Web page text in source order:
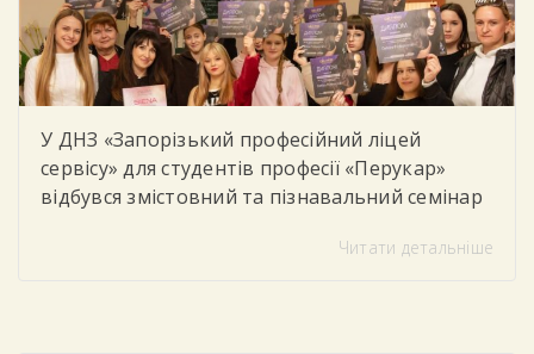
У ДНЗ «Запорізький професійний ліцей
сервісу» для студентів професії «Перукар»
відбувся змістовний та пізнавальний семінар
Сучасні техніки фарбування». Під час семінару
Читати детальніше